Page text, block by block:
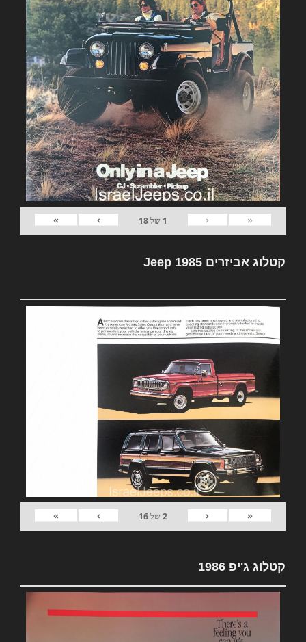
«
‹
1 של18
›
»
קטלוג אביזרים Jeep 1985
«
‹
2של16
›
»
קטלוג ג'יפ 1986